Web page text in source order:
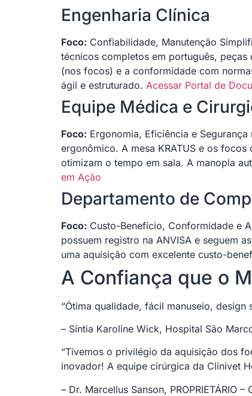
Engenharia Clínica
Foco: Confiabilidade, Manutenção
técnicos completos em português,
(nos focos) e a conformidade com
ágil e estruturado. Acessar Portal de
Equipe Médica e
Foco: Ergonomia, Eficiência e
ergonômico. A mesa KRATUS e os
otimizam o tempo em sala. A manopla
em Ação
Departamento de
Foco: Custo-Benefício, Conformidade e
possuem registro na ANVISA e seguem
uma aquisição com excelente custo-
A Confiança que o
“Ótima qualidade, fácil manuseio,
– Síntia Karoline Wick, Hospital São
“Tivemos o privilégio da aquisição dos
inovador! A equipe cirúrgica da Clinivet
– Dr. Marcellus Sanson, PROPRIETÁRIO –